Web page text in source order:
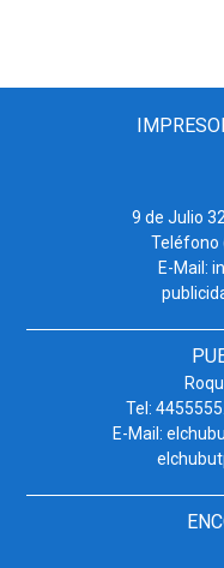
9 de Julio
Teléfono
E-Mail:
Tel:
E-Mail: